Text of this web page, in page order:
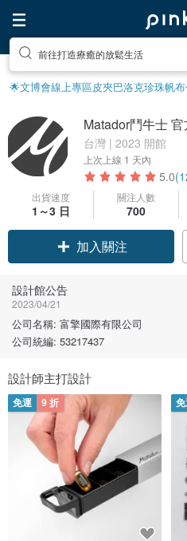
前往打造療癒的放鬆生活
🌟文博會線上專區皮夾巴洛克珍珠帆
Matador鬥牛士
台灣 | 2023 開館
上次上線 1 天內
5.0
出貨速度
1～3 日
關注人數
700
加入關注
設計館公告
2023/04/21
公司名稱: 富擎國際有限公司
公司統編: 53217437
設計師主打設計
免運 9 折 免